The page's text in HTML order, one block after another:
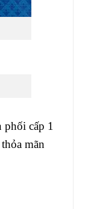
phối cấp 1
mãn